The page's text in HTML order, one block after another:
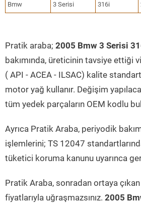
Bmw 3 Serisi 316i
Pratik araba; 2005 Bmw 3 Serisi
bakımında, üreticinin tavsiye ettiği
( API - ACEA - ILSAC) kalite
motor yağ kullanır. Değişim
tüm yedek parçaların OEM kodlu
Ayrıca Pratik Araba, periyodik
işlemlerini; TS 12047
tüketici koruma kanunu uyarınca
Pratik Araba, sonradan ortaya
fiyatlarıyla uğraşmazsınız. 2005